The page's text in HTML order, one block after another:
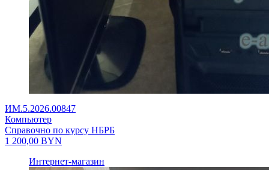
ИМ.5.2026.00847
Компьютер
Справочно по курсу НБРБ
1 200,00 BYN
Интернет-магазин